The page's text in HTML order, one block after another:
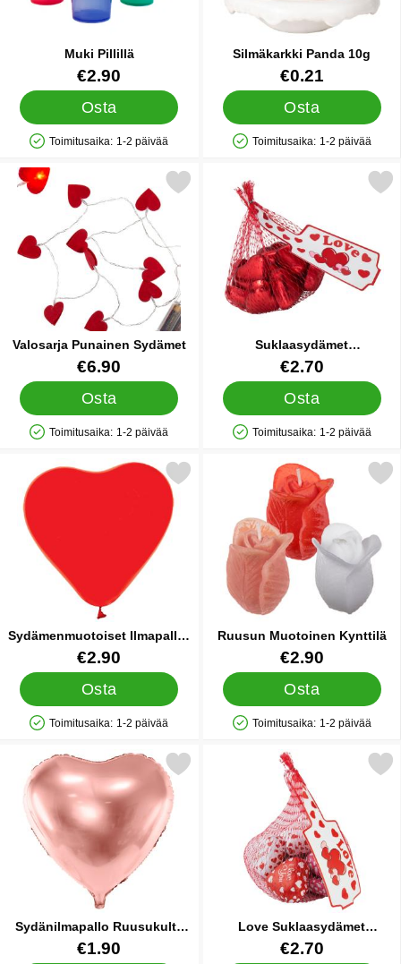
Muki Pillillä
Tuote.nro 35348
€2.90
Osta
Saatavuus: Varastossa
Toimitusaika: 1-2 päivää
Silmäkarkki Panda 10g
Tuote.nro 89906
€0.21
Osta
Saatavuus: Varastossa
Toimitusaika: 1-2 päivää
Valosarja Punainen Sydämet
Tuote.nro 19526
€6.90
Osta
Saatavuus: Varastossa
Toimitusaika: 1-2 päivää
Merkitse valosarja Punainen Sydämet suosikiksi
Suklaasydämet
Verkkopussissa
Tuote.nro 14631
€2.70
Osta
Saatavuus: Varastossa
Toimitusaika: 1-2 päivää
Merkitse suklaasydämet
Sydämenmuotoiset Ilmapallot
Punainen
Tuote.nro 40971
€2.90
Osta
Saatavuus: Varastossa
Toimitusaika: 1-2 päivää
sydämenmuotoiset Ilmapallot Punainen suosikiksi
Ruusun Muotoinen Kynttilä
Tuote.nro 26568
€2.90
Osta
Saatavuus: Varastossa
Toimitusaika: 1-2 päivää
Merkitse ruusun
Sydänilmapallo Ruusukulta
Folio
Tuote.nro 21589
€1.90
Merkitse sydänilmapallo Ruusukulta Folio suosikiksi
Love Suklaasydämet
Verkkopussissa
Tuote.nro 45040
€2.70
Merkitse love Suklaasydämet